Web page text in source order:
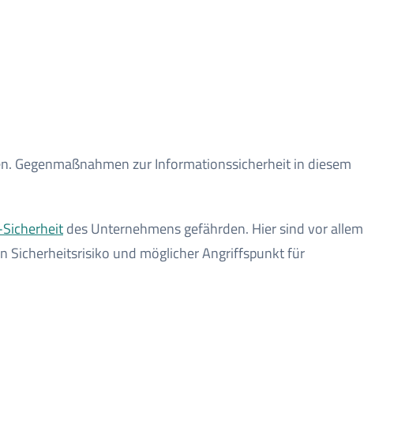
Gegenmaßnahmen zur Informationssicherheit in diesem
Sicherheitdes Unternehmens gefährden. Hier sind vor allem
Sicherheitsrisiko und möglicher Angriffspunkt für